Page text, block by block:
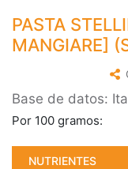
PASTA
MANGIARE]
Base de datos:
Por 100 gramos:
NUTRIENTES